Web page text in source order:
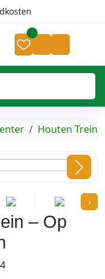
Account
Cart
Houten
›
– Op